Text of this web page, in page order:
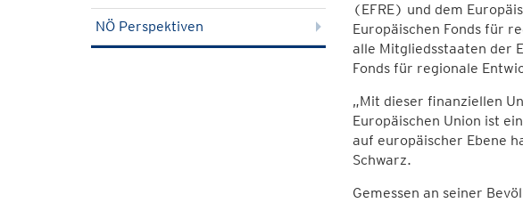
NÖ Perspektiven
(EFRE) und dem
Europäischen Fonds für
alle Mitgliedsstaaten der
Fonds für regionale
„Mit dieser finanziellen
Europäischen Union ist
auf europäischer Ebene
Schwarz.
Gemessen an seiner